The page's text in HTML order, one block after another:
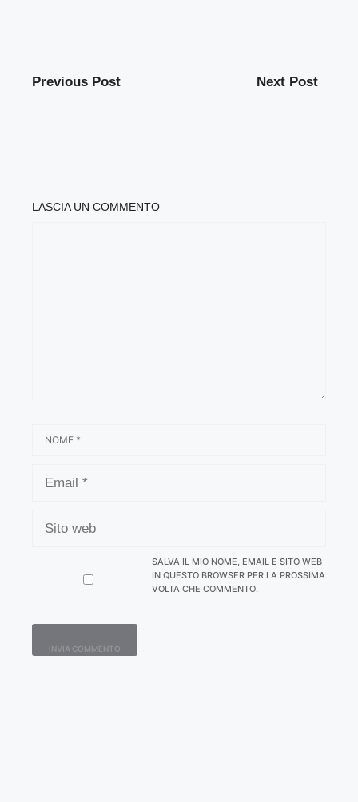
Previous Post Next Post
LASCIA UN COMMENTO
WEB
SALVA IL MIO NOME, EMAIL E SITO WEB
IN QUESTO BROWSER PER LA PROSSIMA
VOLTA CHE COMMENTO.